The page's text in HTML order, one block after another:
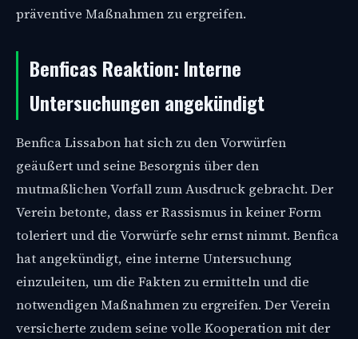
präventive Maßnahmen zu ergreifen.
Benficas Reaktion: Interne
Untersuchungen angekündigt
Benfica Lissabon hat sich zu den Vorwürfen
geäußert und seine Besorgnis über den
mutmaßlichen Vorfall zum Ausdruck gebracht. Der
Verein betonte, dass er Rassismus in keiner Form
toleriert und die Vorwürfe sehr ernst nimmt. Benfica
hat angekündigt, eine interne Untersuchung
einzuleiten, um die Fakten zu ermitteln und die
notwendigen Maßnahmen zu ergreifen. Der Verein
versicherte zudem seine volle Kooperation mit der